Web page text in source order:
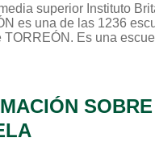
superior Instituto
es una de las 1236
TORREÓN . Es una